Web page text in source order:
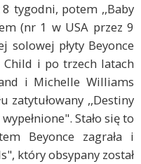
tygodni, potem ,,Baby
(nr 1 w USA przez 9
solowej płyty Beyonce
Child i po trzech latach
i Michelle Williams
zatytułowany ,,Destiny
Stało się to
Beyonce zagrała i
który obsypany został